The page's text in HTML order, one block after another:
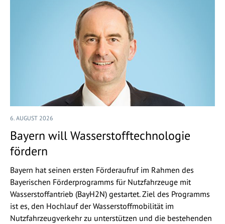
6. AUGUST 2026
Bayern will Wasserstofftechnologie
fördern
Bayern hat seinen ersten Förderaufruf im Rahmen des
Bayerischen Förderprogramms für Nutzfahrzeuge mit
Wasserstoffantrieb (BayH2N) gestartet. Ziel des Programms
ist es, den Hochlauf der Wasserstoffmobilität im
Nutzfahrzeugverkehr zu unterstützen und die bestehenden